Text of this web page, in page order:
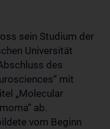
sein Studium der
Universität
des
mit
„Molecular
ab.
vom Beginn